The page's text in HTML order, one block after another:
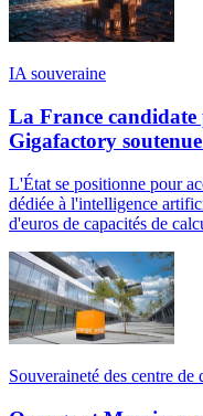
IA souveraine
La France
Gigafactory
L'État se positionne pour
dédiée à l'intelligence
d'euros de capacités de
Souveraineté des centre de